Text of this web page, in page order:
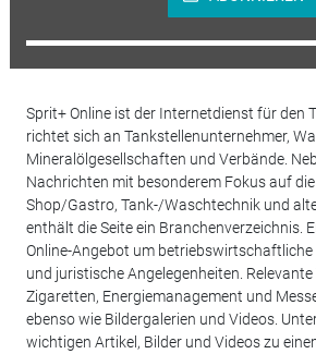
Sprit+ Online ist der Internetdienst für den
richtet sich an Tankstellenunternehmer,
Mineralölgesellschaften und Verbände.
Nachrichten mit besonderem Fokus auf
Shop/Gastro, Tank-/Waschtechnik und
enthält die Seite ein Branchenverzeichnis.
Online-Angebot um
und juristische Angelegenheiten. Relevante
Zigaretten, Energiemanagement und
ebenso wie Bildergalerien und Videos.
wichtigen Artikel, Bilder und Videos zu